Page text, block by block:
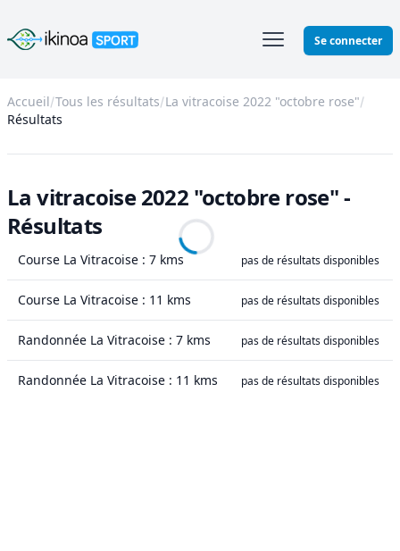
Ikinoa Sport Se connecter
Accueil Tous les résultats La vitracoise 2022 "octobre rose"
Résultats
La vitracoise 2022 "octobre rose" -
Résultats
Course La Vitracoise : 7 kms pas de résultats disponibles
Course La Vitracoise : 11 kms pas de résultats disponibles
Randonnée La Vitracoise : 7 kms pas de résultats disponibles
Randonnée La Vitracoise : 11 kms pas de résultats disponibles